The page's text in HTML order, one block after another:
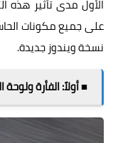
الأول مدى تأثير هذه
على جميع مكونات
نسخة ويندوز جديدة.
■ أولاً: الفأرة ولوحة